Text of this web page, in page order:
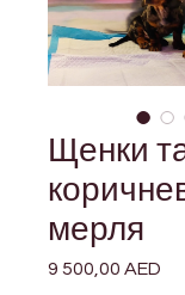
Щенки
мерля
9 500,00 AED